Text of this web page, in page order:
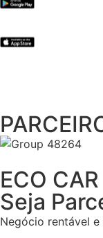
ECO
Seja
Negócio rentável